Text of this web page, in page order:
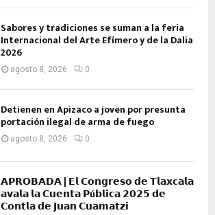
Sabores y tradiciones se suman a la feria
Internacional del Arte Efímero y de la Dalia
2026
agosto 8, 2026 0
Detienen en Apizaco a joven por presunta
portación ilegal de arma de fuego
agosto 8, 2026 0
𝗔𝗣𝗥𝗢𝗕𝗔𝗗𝗔 | 𝗘𝗹 𝗖𝗼𝗻𝗴𝗿𝗲𝘀𝗼 𝗱𝗲 𝗧𝗹𝗮𝘅𝗰𝗮𝗹𝗮
𝗮𝘃𝗮𝗹𝗮 𝗹𝗮 𝗖𝘂𝗲𝗻𝘁𝗮 𝗣ú𝗯𝗹𝗶𝗰𝗮 𝟮𝟬𝟮𝟱 𝗱𝗲
𝗖𝗼𝗻𝘁𝗹𝗮 𝗱𝗲 𝗝𝘂𝗮𝗻 𝗖𝘂𝗮𝗺𝗮𝘁𝘇𝗶